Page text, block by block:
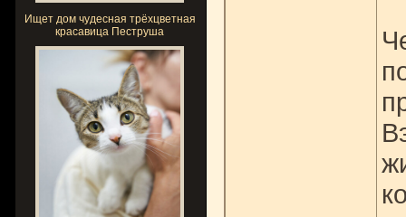
Ищет дом чудесная трёхцветная
красавица Пеструша